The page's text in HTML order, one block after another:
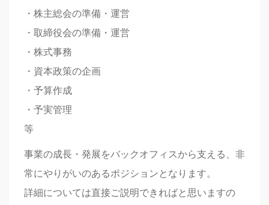
・株主総会の準備・運営
・取締役会の準備・運営
・株式事務
・資本政策の企画
・予算作成
・予実管理
等
事業の成長・発展をバックオフィスから支える、非
常にやりがいのあるポジションとなります。
詳細については直接ご説明できればと思いますの